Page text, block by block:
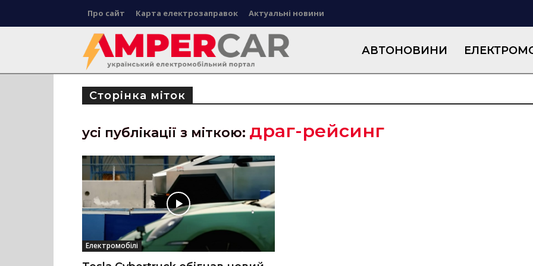
Про сайт Карта електрозаправок Актуальні новини
АВТОНОВИНИ
Сторінка міток
усі публікації з міткою: драг-рейсинг
Електромобілі